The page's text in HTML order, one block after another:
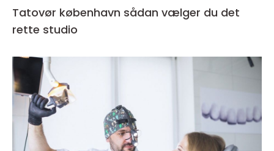
Tatovør københavn sådan vælger du det
rette studio